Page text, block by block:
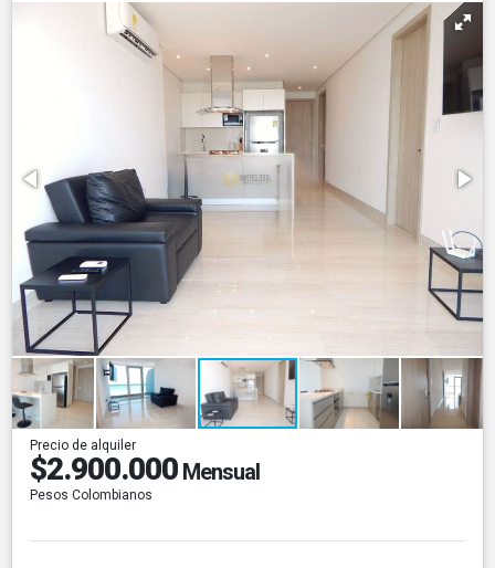
Precio de alquiler
$2.900.000 Mensual
Pesos Colombianos